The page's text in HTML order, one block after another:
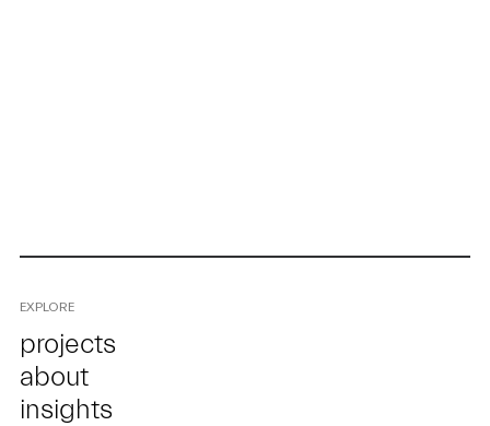
EXPLORE
projects
about
insights